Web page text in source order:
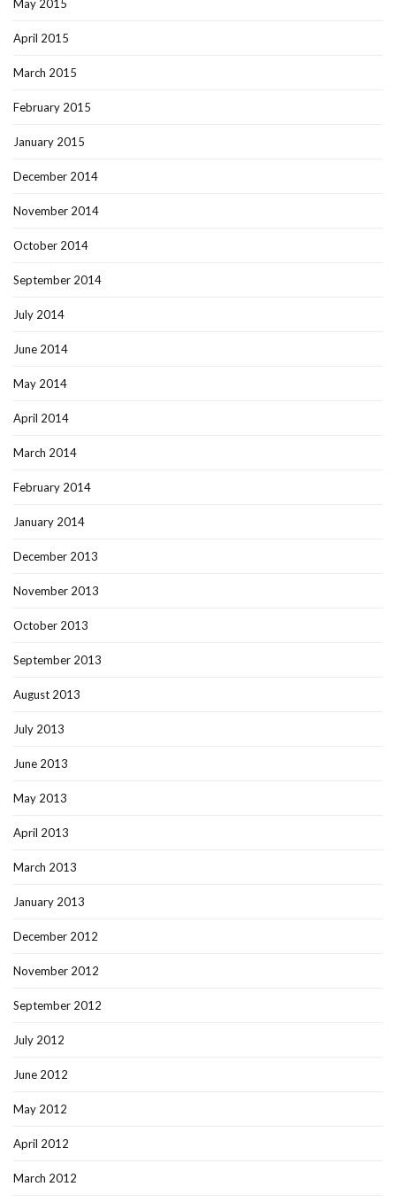
May 2015
April 2015
March 2015
February 2015
January 2015
December 2014
November 2014
October 2014
September 2014
July 2014
June 2014
May 2014
April 2014
March 2014
February 2014
January 2014
December 2013
November 2013
October 2013
September 2013
August 2013
July 2013
June 2013
May 2013
April 2013
March 2013
January 2013
December 2012
November 2012
September 2012
July 2012
June 2012
May 2012
April 2012
March 2012